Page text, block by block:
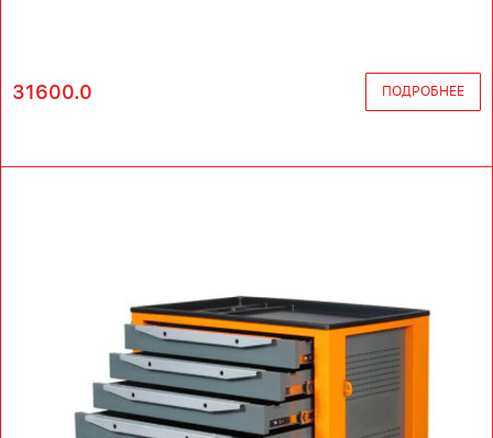
31600.0 ПОДРОБНЕЕ